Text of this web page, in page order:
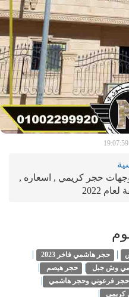
حجر كريمي , اسعاره ,
2022
| حجر هاشمي فاخر 2023 |
وش جبل | حجر هيصم |
حجر فرعوني وحجر هاشمي |
كريمي |